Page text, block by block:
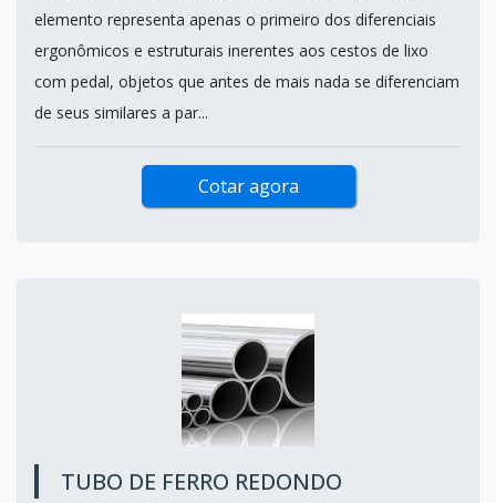
elemento representa apenas o primeiro dos diferenciais
ergonômicos e estruturais inerentes aos cestos de lixo
com pedal, objetos que antes de mais nada se diferenciam
de seus similares a par...
Cotar agora
TUBO DE FERRO REDONDO